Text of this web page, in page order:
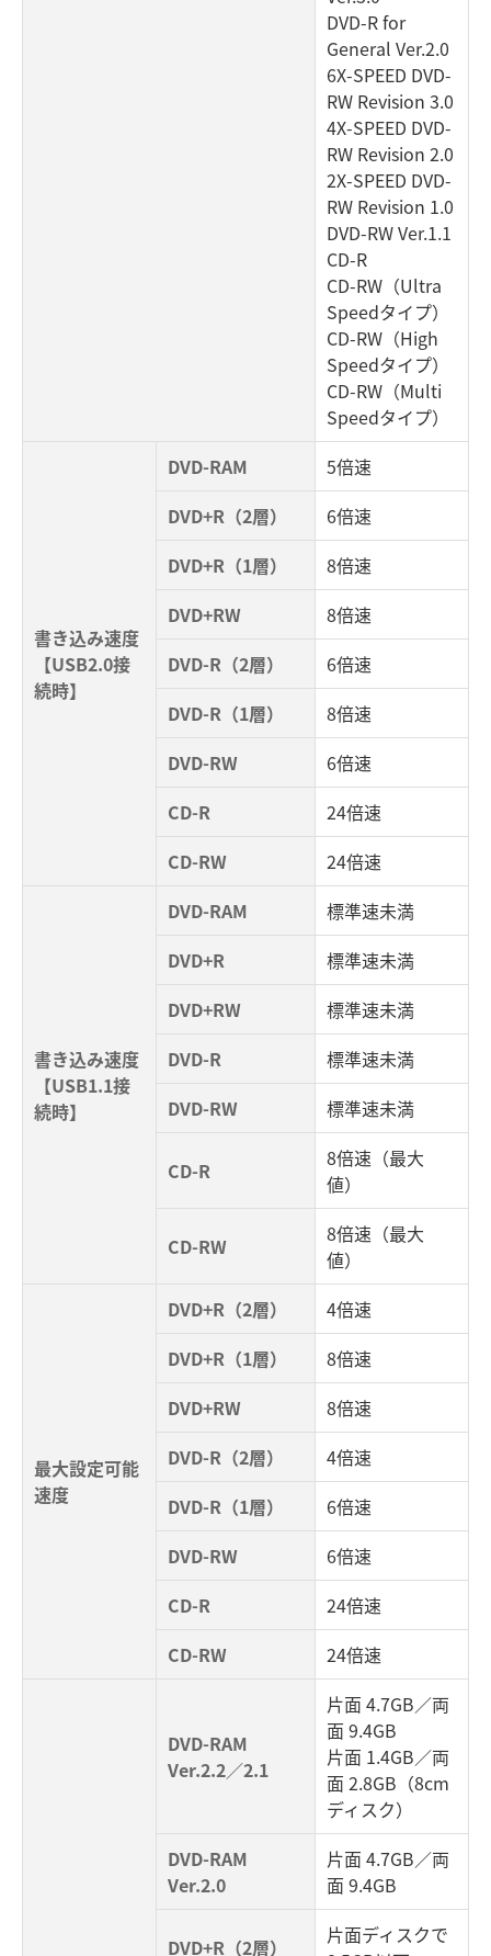
DVD-R for
General Ver.2.0
6X-SPEED DVD-
RW Revision 3.0
4X-SPEED DVD-
RW Revision 2.0
2X-SPEED DVD-
RW Revision 1.0
DVD-RW Ver.1.1
CD-R
CD-RW（Ultra
Speedタイプ）
CD-RW（High
Speedタイプ）
CD-RW（Multi
Speedタイプ）
書き込み速度
【USB2.0接
続時】
DVD-RAM
5倍速
DVD+R（2層）
6倍速
DVD+R（1層）
8倍速
DVD+RW
8倍速
DVD-R（2層）
6倍速
DVD-R（1層）
8倍速
DVD-RW
6倍速
CD-R
24倍速
CD-RW
24倍速
書き込み速度
【USB1.1接
続時】
DVD-RAM
標準速未満
DVD+R
標準速未満
DVD+RW
標準速未満
DVD-R
標準速未満
DVD-RW
標準速未満
CD-R
8倍速（最大
値）
CD-RW
8倍速（最大
値）
最大設定可能
速度
DVD+R（2層）
4倍速
DVD+R（1層）
8倍速
DVD+RW
8倍速
DVD-R（2層）
4倍速
DVD-R（1層）
6倍速
DVD-RW
6倍速
CD-R
24倍速
CD-RW
24倍速
DVD-RAM
Ver.2.2／2.1
片面 4.7GB／両
面 9.4GB
片面 1.4GB／両
面 2.8GB（8cm
ディスク）
DVD-RAM
Ver.2.0
片面 4.7GB／両
面 9.4GB
DVD+R（2層）
片面ディスクで